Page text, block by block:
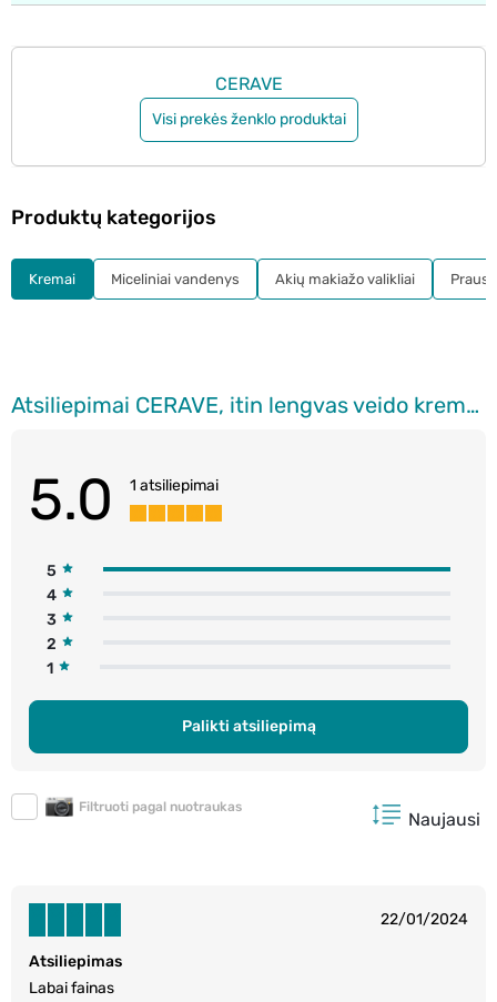
CERAVE
Visi prekės ženklo produktai
Atsiliepimai CERAVE, itin lengvas veido kremas, 52 ml
5.0 1 atsiliepimai
5
4
3
2
1
Palikti atsiliepimą
Filtruoti pagal nuotraukas
Naujausi
22/01/2024
Atsiliepimas
Labai fainas
Produktų kategorijos
Kremai Miceliniai vandenys Akių makiažo valikliai